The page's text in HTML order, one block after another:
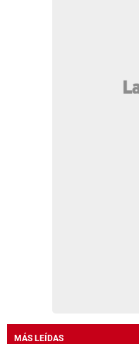
MÁS LEÍDAS